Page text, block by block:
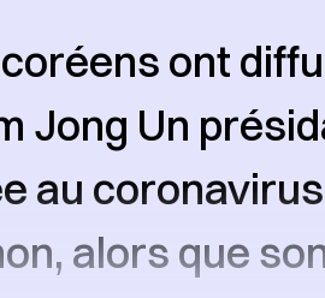
ont
Jong Un
au
alors que